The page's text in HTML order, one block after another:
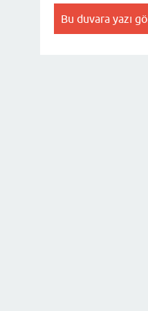
Bu duvara yazı